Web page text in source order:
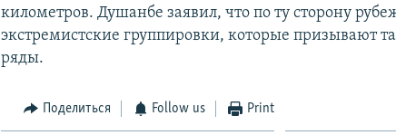
километров. Душанбе заявил, что по ту сторону
экстремистские группировки, которые призывают
ряды.
Поделиться Follow us Print